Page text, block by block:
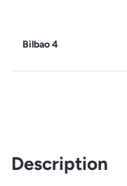
Bilbao 4
Description